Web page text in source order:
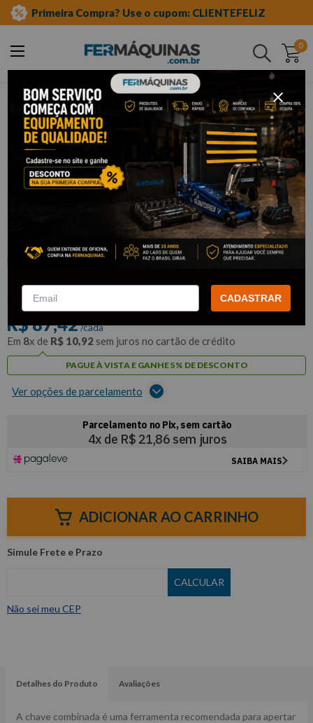
Primeira Compra? Use o cupom: CLIENTEFELIZ
0
Buscar
ferramentas manuais chave combinada
Chave Combinada 32 mm - GEDORE
:1B32
GEDORE
Por:R$83,05/cada
5% de desconto
R$87,42/cada
Em 8x de R$ 10,92 sem juros no cartão de crédito
PAGUE À VISTA E GANHE 5% DE DESCONTO
Ver opções de parcelamento
ADICIONAR AO CARRINHO
Não sei meu CEP
Detalhes do Produto Avaliações
A chave combinada é uma ferramenta recomendada para apertar
CADASTRAR